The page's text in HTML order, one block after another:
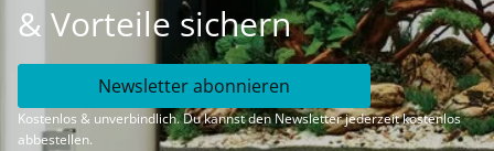
& Vorteile sichern
Newsletter abonnieren
Kostenlos & unverbindlich. Du kannst den Newsletter jederzeit kostenlos
abbestellen.